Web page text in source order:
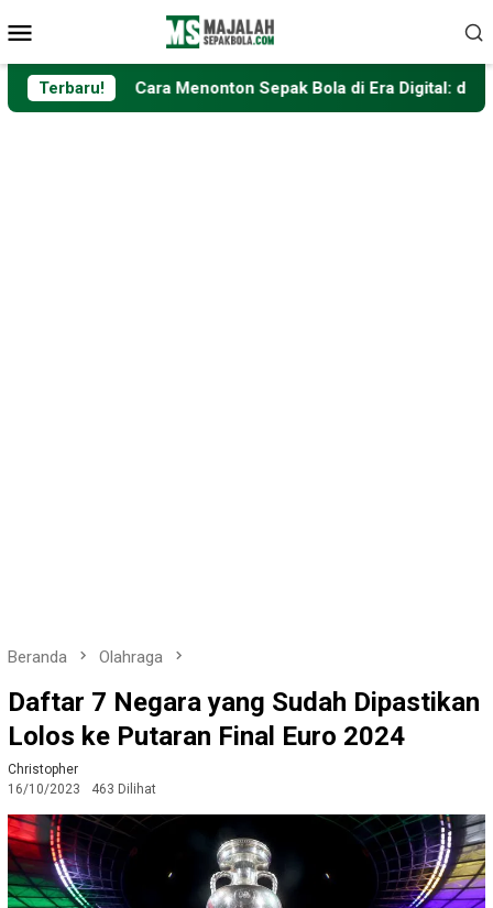
ke
kontenMobile
Terbaru!
Cara Menonton Sepak Bola di Era Digital: dari Televisi hingga
Beranda Olahraga
Daftar 7 Negara yang Sudah Dipastikan
Lolos ke Putaran Final Euro 2024
Christopher
16/10/2023
463 Dilihat